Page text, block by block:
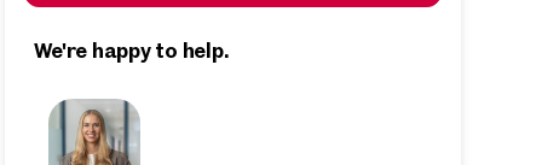
We're happy to help.